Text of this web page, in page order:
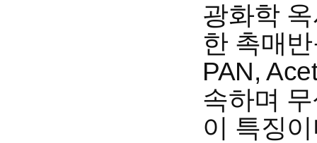
광화학
한 촉매
PAN,
속하며
이 특징